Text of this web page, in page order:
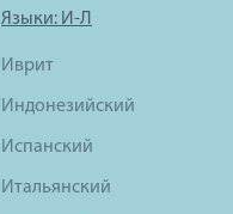
Языки: И-Л
Иврит
Индонезийский
Испанский
Итальянский